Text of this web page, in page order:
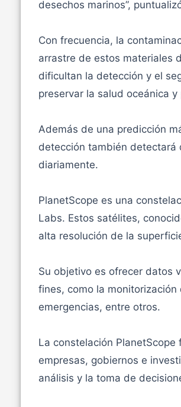
desechos marinos”,
Con frecuencia, la
arrastre de estos materiales
dificultan la detección y el
preservar la salud oceánica
Además de una predicción
detección también detectará
diariamente.
PlanetScope es una
Labs. Estos satélites,
alta resolución de la
Su objetivo es ofrecer datos
fines, como la
emergencias, entre otros.
La constelación
empresas, gobiernos e
análisis y la toma de